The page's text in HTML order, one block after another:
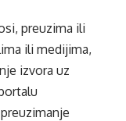
preuzima ili
ili medijima,
izvora uz